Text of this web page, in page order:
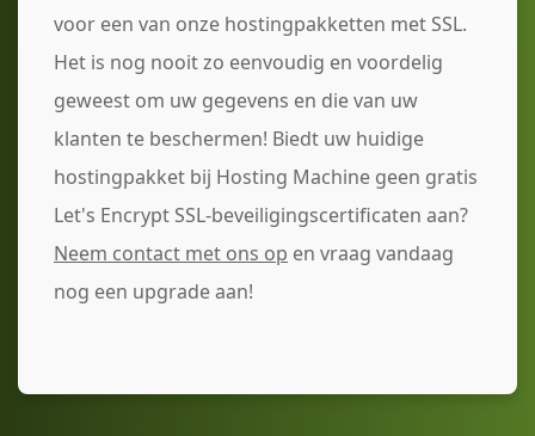
voor een van onze hostingpakketten met SSL.
Het is nog nooit zo eenvoudig en voordelig
geweest om uw gegevens en die van uw
klanten te beschermen! Biedt uw huidige
hostingpakket bij Hosting Machine geen gratis
Let's Encrypt SSL-beveiligingscertificaten aan?
Neem contact met ons op en vraag vandaag
nog een upgrade aan!